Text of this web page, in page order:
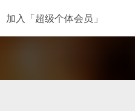
加入「超级个体会员」